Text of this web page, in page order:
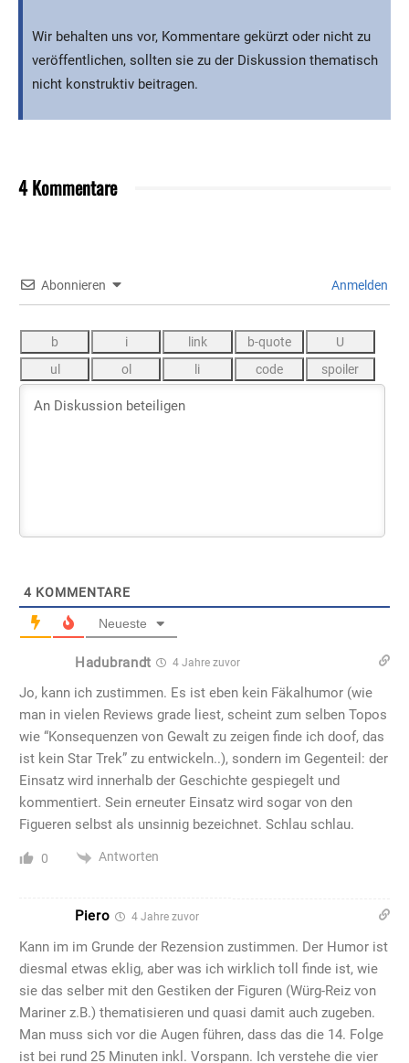
Wir behalten uns vor, Kommentare gekürzt oder nicht zu
veröffentlichen, sollten sie zu der Diskussion thematisch
nicht konstruktiv beitragen.
4 Kommentare
Abonnieren Anmelden
4 KOMMENTARE
Neueste
Hadubrandt 4 Jahre zuvor
Jo, kann ich zustimmen. Es ist eben kein Fäkalhumor (wie
man in vielen Reviews grade liest, scheint zum selben Topos
wie “Konsequenzen von Gewalt zu zeigen finde ich doof, das
ist kein Star Trek” zu entwickeln..), sondern im Gegenteil: der
Einsatz wird innerhalb der Geschichte gespiegelt und
kommentiert. Sein erneuter Einsatz wird sogar von den
Figueren selbst als unsinnig bezeichnet. Schlau schlau.
0 Antworten
Piero 4 Jahre zuvor
Kann im im Grunde der Rezension zustimmen. Der Humor ist
diesmal etwas eklig, aber was ich wirklich toll finde ist, wie
sie das selber mit den Gestiken der Figuren (Würg-Reiz von
Mariner z.B.) thematisieren und quasi damit auch zugeben.
Man muss sich vor die Augen führen, dass das die 14. Folge
ist bei rund 25 Minuten inkl. Vorspann. Ich verstehe die vier